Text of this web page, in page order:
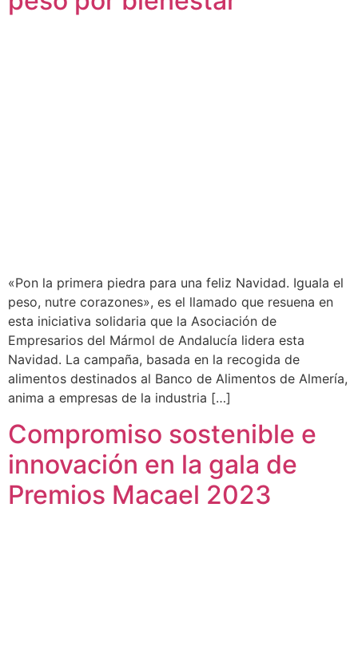
«Pon la primera piedra para una feliz Navidad. Iguala el
peso, nutre corazones», es el llamado que resuena en
esta iniciativa solidaria que la Asociación de
Empresarios del Mármol de Andalucía lidera esta
Navidad. La campaña, basada en la recogida de
alimentos destinados al Banco de Alimentos de Almería,
anima a empresas de la industria […]
Compromiso sostenible e
innovación en la gala de
Premios Macael 2023